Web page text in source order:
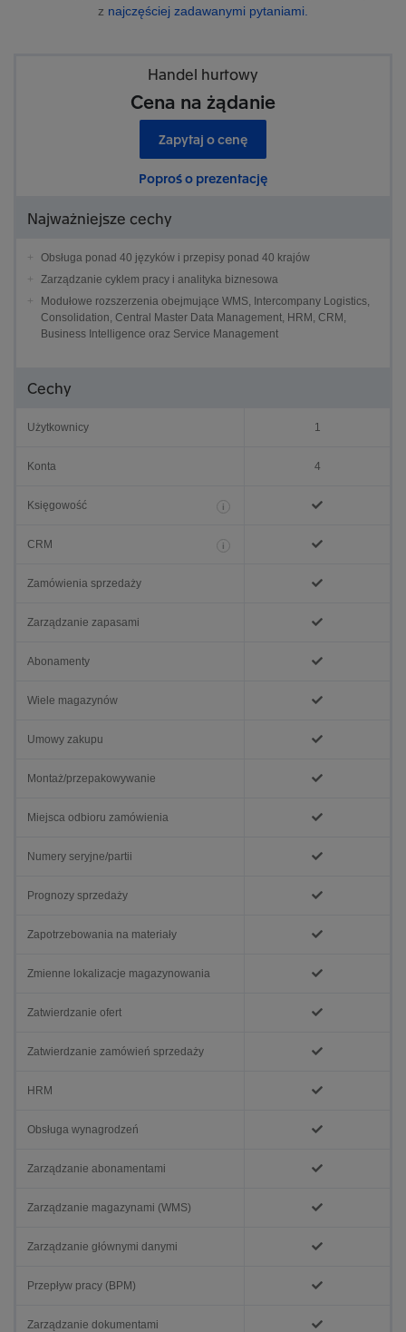
z najczęściej zadawanymi pytaniami.
Handel hurtowy
Cena na żądanie
Zapytaj o cenę
Poproś o prezentację
Najważniejsze cechy
Obsługa ponad 40 języków i przepisy ponad 40 krajów
Zarządzanie cyklem pracy i analityka biznesowa
Modułowe rozszerzenia obejmujące WMS, Intercompany Logistics,
Consolidation, Central Master Data Management, HRM, CRM,
Business Intelligence oraz Service Management
Cechy
Użytkownicy 1
Konta 4
Księgowość i
CRM i
Zamówienia sprzedaży
Zarządzanie zapasami
Abonamenty
Wiele magazynów
Umowy zakupu
Montaż/przepakowywanie
Miejsca odbioru zamówienia
Numery seryjne/partii
Prognozy sprzedaży
Zapotrzebowania na materiały
Zmienne lokalizacje magazynowania
Zatwierdzanie ofert
Zatwierdzanie zamówień sprzedaży
HRM
Obsługa wynagrodzeń
Zarządzanie abonamentami
Zarządzanie magazynami (WMS)
Zarządzanie głównymi danymi
Przepływ pracy (BPM)
Zarządzanie dokumentami